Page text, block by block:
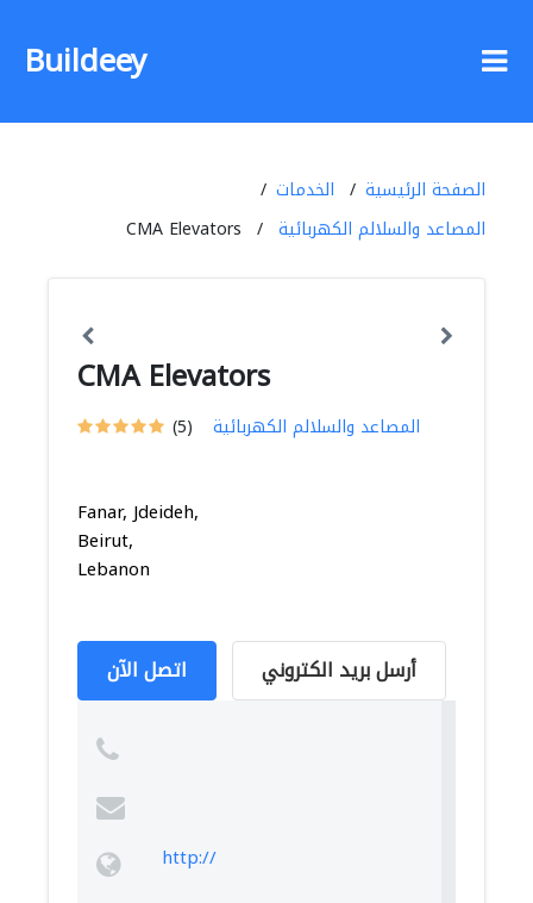
Buildeey
الصفحة الرئيسية
الخدمات
المصاعد والسلالم الكهربائية
CMA Elevators
CMA Elevators
(5) المصاعد والسلالم الكهربائية
Fanar, Jdeideh,
Beirut,
Lebanon
اتصل الآن أرسل بريد الكتروني
http://